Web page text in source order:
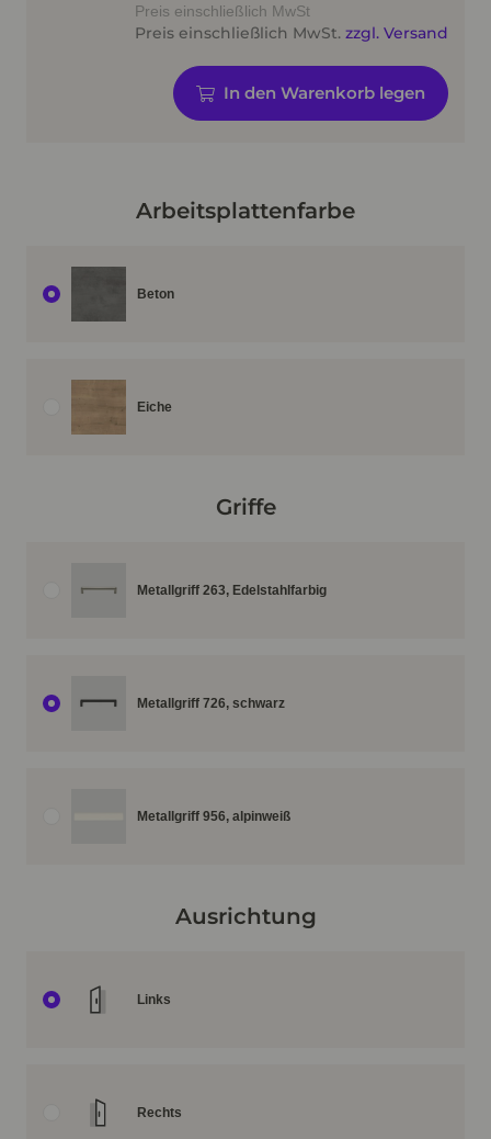
Arbeitsplattenfarbe
Beton
Eiche
Griffe
Metallgriff 263, Edelstahlfarbig
Metallgriff 726, schwarz
Metallgriff 956, alpinweiß
Ausrichtung
Links
Rechts
Preis einschließlich MwSt
Preis einschließlich MwSt. zzgl. Versand
In den Warenkorb legen